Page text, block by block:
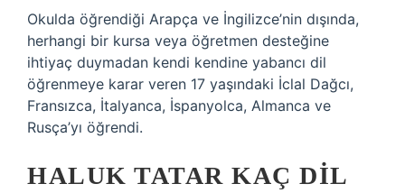
Okulda öğrendiği Arapça ve İngilizce’nin dışında,
herhangi bir kursa veya öğretmen desteğine
ihtiyaç duymadan kendi kendine yabancı dil
öğrenmeye karar veren 17 yaşındaki İclal Dağcı,
Fransızca, İtalyanca, İspanyolca, Almanca ve
Rusça’yı öğrendi.
HALUK TATAR KAÇ DIL